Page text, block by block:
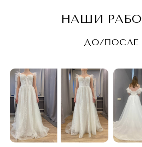
НАШИ
ДО/ПОСЛЕ